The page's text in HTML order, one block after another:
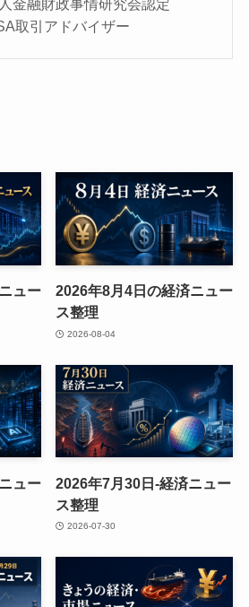
金融財政事情研究会認定
取引アドバイザー
ュー
2026年8月4日の経済ニュー
ス整理
2026-08-04
ュー
2026年7月30日-経済ニュー
ス整理
2026-07-30